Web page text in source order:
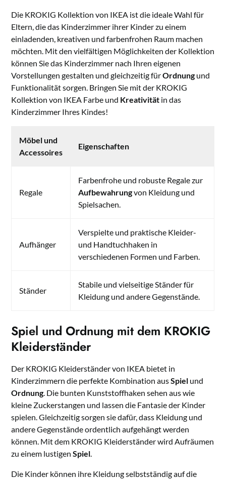
Die KROKIG Kollektion von IKEA ist die ideale Wahl für
Eltern, die das Kinderzimmer ihrer Kinder zu einem
einladenden, kreativen und farbenfrohen Raum machen
möchten. Mit den vielfältigen Möglichkeiten der Kollektion
können Sie das Kinderzimmer nach Ihren eigenen
Vorstellungen gestalten und gleichzeitig fürOrdnung und
Funktionalität sorgen. Bringen Sie mit der KROKIG
Kollektion von IKEA Farbe und Kreativität in das
Kinderzimmer Ihres Kindes!
Möbel und
Accessoires
Eigenschaften
Regale
Farbenfrohe und robuste Regale zur
Aufbewahrungvon Kleidung und
Spielsachen.
Aufhänger
Verspielte und praktische Kleider-
und Handtuchhaken in
verschiedenen Formen und Farben.
Ständer
Stabile und vielseitige Ständer für
Kleidung und andere Gegenstände.
Spiel und Ordnung mit dem KROKIG
Kleiderständer
Der KROKIG Kleiderständer von IKEA bietet in
Kinderzimmern die perfekte Kombination ausSpiel und
Ordnung. Die bunten Kunststoffhaken sehen aus wie
kleine Zuckerstangen und lassen die Fantasie der Kinder
spielen. Gleichzeitig sorgen sie dafür, dass Kleidung und
andere Gegenstände ordentlich aufgehängt werden
können. Mit dem KROKIG Kleiderständer wird Aufräumen
zu einem lustigenSpiel.
Die Kinder können ihre Kleidung selbstständig auf die